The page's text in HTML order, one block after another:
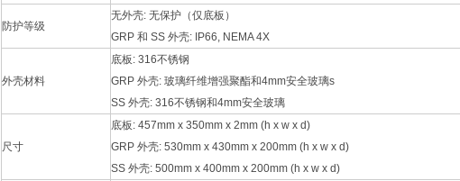
防护等级
无外壳: 无保护（仅底板）
GRP 和 SS 外壳: IP66, NEMA 4X
外壳材料
底板: 316不锈钢
GRP 外壳: 玻璃纤维增强聚酯和4mm安全玻璃s
SS 外壳: 316不锈钢和4mm安全玻璃
尺寸
底板: 457mm x 350mm x 2mm (h x w x d)
GRP 外壳: 530mm x 430mm x 200mm (h x w x d)
SS 外壳: 500mm x 400mm x 200mm (h x w x d)